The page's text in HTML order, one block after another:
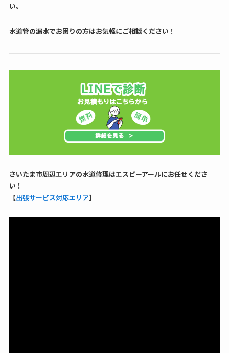
い。
水道管の漏水でお困りの方はお気軽にご相談ください！
さいたま市周辺エリアの水道修理はエスピーアールにお任せくださ
い！
【出張サービス対応エリア】